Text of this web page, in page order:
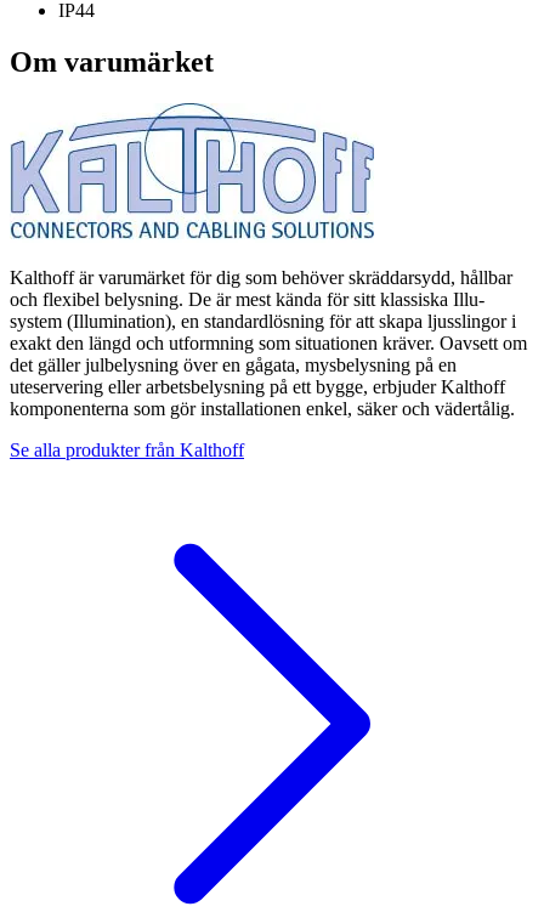
IP44
Om varumärket
Kalthoff är varumärket för dig som behöver skräddarsydd, hållbar
och flexibel belysning. De är mest kända för sitt klassiska Illu-
system (Illumination), en standardlösning för att skapa ljusslingor i
exakt den längd och utformning som situationen kräver. Oavsett om
det gäller julbelysning över en gågata, mysbelysning på en
uteservering eller arbetsbelysning på ett bygge, erbjuder Kalthoff
komponenterna som gör installationen enkel, säker och vädertålig.
Se alla produkter från Kalthoff